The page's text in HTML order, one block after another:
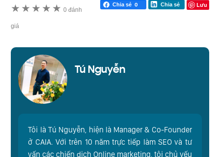
★ ★ ★ ★ ★ 0 đánh
giá
Chia sẻ 0 Chia sẻ Lưu
Tú Nguyễn
Tôi là Tú Nguyễn, hiện là Manager & Co-Founder
ở CAIA. Với trên 10 năm trực tiếp làm SEO và tư
vấn các chiến dịch Online marketing, tôi chủ yếu